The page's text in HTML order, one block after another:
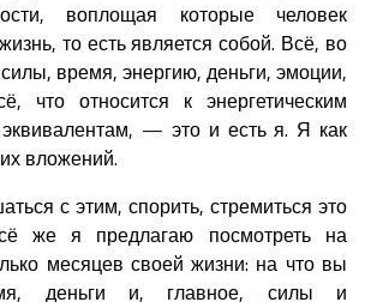
воплощая которые человек
то есть является собой. Всё, во
время, энергию, деньги, эмоции,
что относится к энергетическим
— это и есть я. Я как
вложений.
с этим, спорить, стремиться это
же я предлагаю посмотреть на
месяцев своей жизни: на что вы
деньги и, главное, силы и